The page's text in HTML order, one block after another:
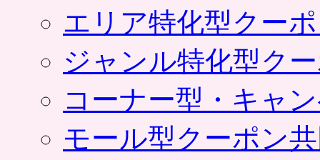
エリア特化型クー
ジャンル特化型ク
コーナー型・キャ
モール型クーポン